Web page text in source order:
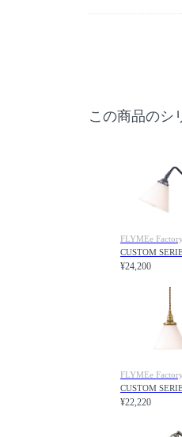
この商品のシ
¥24,200
¥22,220